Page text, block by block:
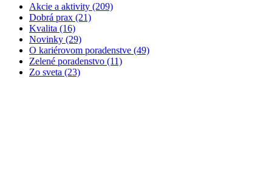
Akcie a aktivity (209)
Dobrá prax (21)
Kvalita (16)
Novinky (29)
O kariérovom poradenstve (49)
Zelené poradenstvo (11)
Zo sveta (23)